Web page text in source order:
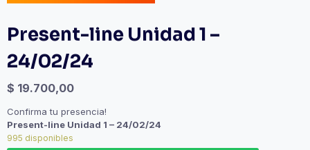
Present-line Unidad 1 –
24/02/24
$ 19.700,00
Confirma tu presencia!
Present-line Unidad 1 – 24/02/24
995 disponibles